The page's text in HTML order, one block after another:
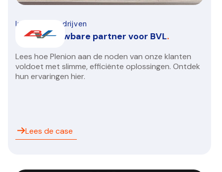
Installatiebedrijven
Een betrouwbare partner voor BVL.
Lees hoe Plenion aan de noden van onze klanten
voldoet met slimme, efficiënte oplossingen. Ontdek
hun ervaringen hier.
Lees de case